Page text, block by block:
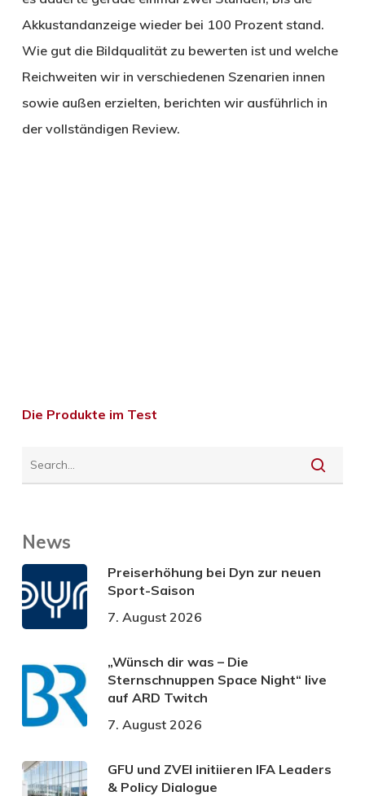
Akkustandanzeige wieder bei 100 Prozent stand.
Wie gut die Bildqualität zu bewerten ist und welche
Reichweiten wir in verschiedenen Szenarien innen
sowie außen erzielten, berichten wir ausführlich in
der vollständigen Review.
Die Produkte im Test
News
Preiserhöhung bei Dyn zur neuen
Sport-Saison
7. August 2026
„Wünsch dir was – Die
Sternschnuppen Space Night“ live
auf ARD Twitch
7. August 2026
GFU und ZVEI initiieren IFA Leaders
& Policy Dialogue